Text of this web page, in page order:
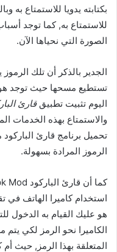
بكتابته يدويا للاستمتاع به
للاستمتاع به, كما توجد
الصورة التي نحياها الآن.
الجدير بالذكر أن تلك
تستطيع مسحها حيث توجد
اليوم تثبيت تطبيققارئ
والاستمتاع بهذه الخدمات
تحميل برنامج قارئ
الرموز المرادة بسهولة.
استخدام كاميرا الهاتف
هو عليك القيام به الدخول
الكاميرا نحو الرمز لكي
المتعلقة بهذا الرمز, حيث